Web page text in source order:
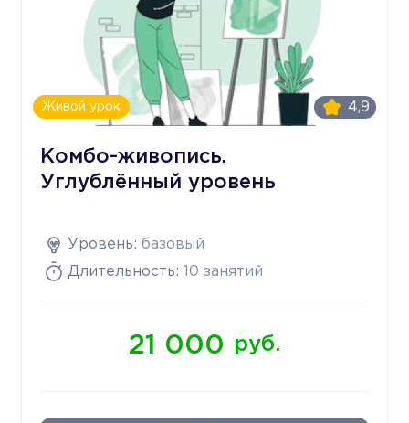
Живой урок 4,9
Комбо-живопись.
Углублённый уровень
Уровень: базовый
Длительность: 10 занятий
21 000 руб.